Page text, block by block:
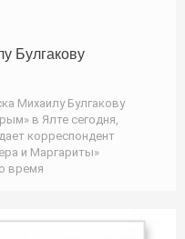
Булгакову
Михаилу Булгакову
в Ялте сегодня,
корреспондент
и Маргариты»
время